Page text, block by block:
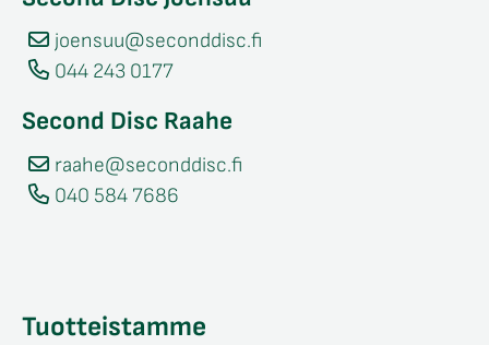
joensuu@seconddisc.fi
044 243 0177
Second Disc Raahe
raahe@seconddisc.fi
040 584 7686
Tuotteistamme